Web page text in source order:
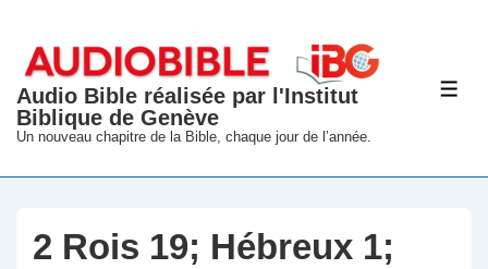
passer
contenu
principal
Audio Bible réalisée par l'Institut
Biblique de Genève
Un nouveau chapitre de la Bible, chaque jour de l’année.
2 Rois 19; Hébreux 1;